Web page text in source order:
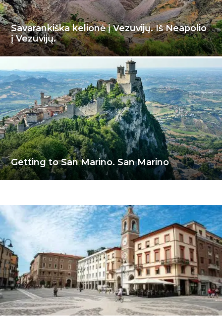
Savarankiška kelionė į Vezuvijų. Iš Neapolio
į Vezuvijų.
Getting to San Marino. San Marino